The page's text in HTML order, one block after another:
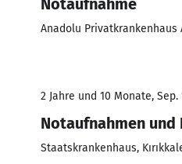
Anadolu Privatkrankenhaus
2 Jahre und 10 Monate, Sep.
Notaufnahmen
Staatskrankenhaus,